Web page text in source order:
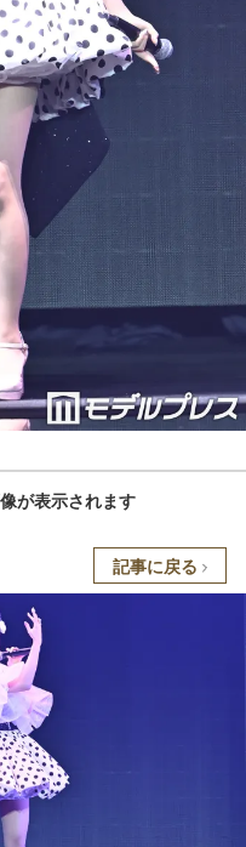
が表示されます
記事に戻る